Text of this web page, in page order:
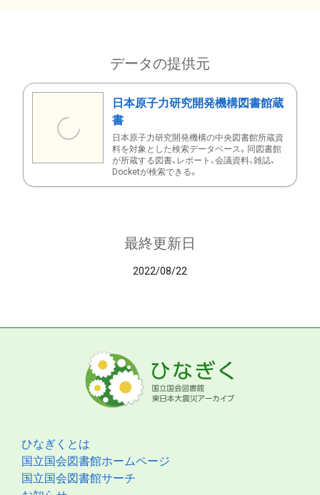
データの提供元
日本原子力研究開発機構図書館蔵
書
日本原子力研究開発機構の中央図書館所蔵資
料を対象とした検索データベース。同図書館
が所蔵する図書、レポート、会議資料、雑誌、
Docketが検索できる。
最終更新日
2022/08/22
ひなぎくとは
国立国会図書館ホームページ
国立国会図書館サーチ